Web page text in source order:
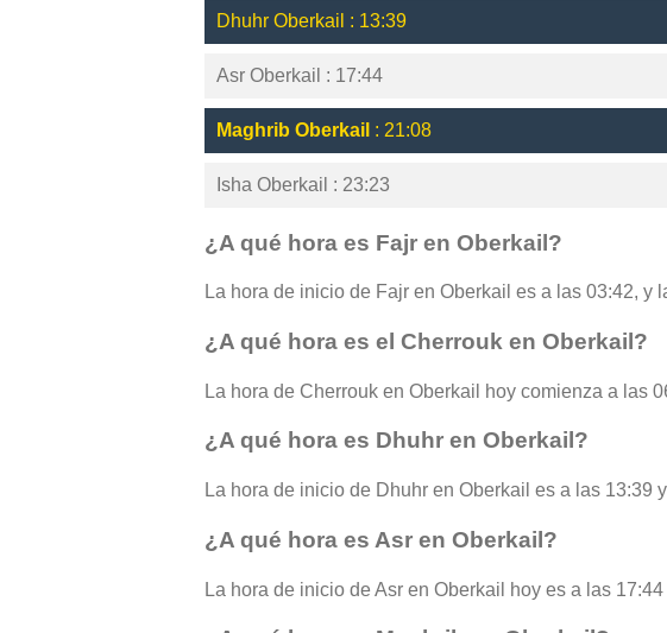
Dhuhr Oberkail : 13:39
Asr Oberkail : 17:44
Maghrib Oberkail : 21:08
Isha Oberkail : 23:23
¿A qué hora es Fajr en Oberkail?
La hora de inicio de Fajr en Oberkail es a las 03:42,
¿A qué hora es el Cherrouk en Oberkail?
La hora de Cherrouk en Oberkail hoy comienza a las
¿A qué hora es Dhuhr en Oberkail?
La hora de inicio de Dhuhr en Oberkail es a las 13:39
¿A qué hora es Asr en Oberkail?
La hora de inicio de Asr en Oberkail hoy es a las